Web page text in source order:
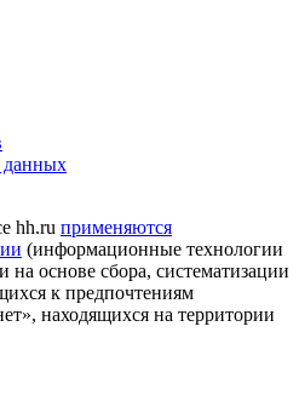
данных
hh.ru применяются
(информационные технологии
основе сбора, систематизации
к предпочтениям
находящихся на территории